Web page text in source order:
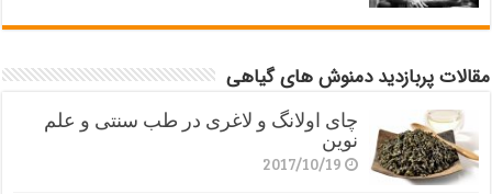
مقالات پربازدید دمنوش های گیاهی
چای اولانگ و لاغری در طب سنتی و علم
نوین
2017/10/19